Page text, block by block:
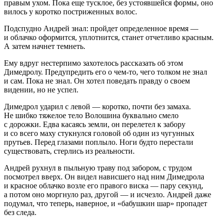
правым ухом. Пока еще тусклое, без устоявшейся формы, оно
вилось у коротко постриженных волос.
Подспудно Андрей знал: пройдет определенное время —
и облачко оформится, уплотнится, станет отчетливо красным.
А затем начнет темнеть.
Ему вдруг нестерпимо захотелось рассказать об этом
Димедролу. Предупредить его о чем-то, чего толком не знал
и сам. Пока не знал. Он хотел поведать правду о своем
видении, но не успел.
Димедрол ударил с левой — коротко, почти без замаха.
Не шибко тяжелое тело Волошина буквально смело
с дорожки. Едва касаясь земли, он перелетел к забору
и со всего маху стукнулся головой об один из чугунных
прутьев. Перед глазами поплыло. Ноги будто перестали
существовать, стерлись из реальности.
Андрей рухнул в пыльную траву под забором, с трудом
посмотрел вверх. Он видел нависшего над ним Димедрола
и красное облачко возле его правого виска — пару секунд,
а потом оно моргнуло раз, другой — и исчезло. Андрей даже
подумал, что теперь, наверное, и «бабушкин шар» пропадет
без следа.